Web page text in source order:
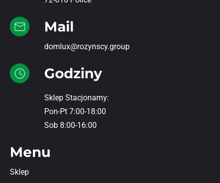
Mail
domlux@rozynscy.group
Godziny
Sklep Stacjonarny:
Pon-Pt 7:00-18:00
Sob 8:00-16:00
Menu
Sklep